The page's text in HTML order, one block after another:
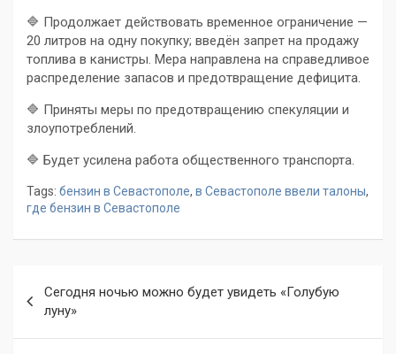
🔷 Продолжает действовать временное ограничение —
20 литров на одну покупку; введён запрет на продажу
топлива в канистры. Мера направлена на справедливое
распределение запасов и предотвращение дефицита.
🔷 Приняты меры по предотвращению спекуляции и
злоупотреблений.
🔷 Будет усилена работа общественного транспорта.
Tags: бензин в Севастополе, в Севастополе ввели талоны,
где бензин в Севастополе
по
записям
Сегодня ночью можно будет увидеть «Голубую
луну»